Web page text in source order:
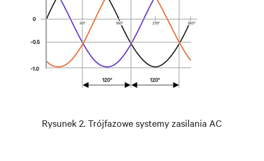
Rysunek 2. Trójfazowe systemy zasilania AC